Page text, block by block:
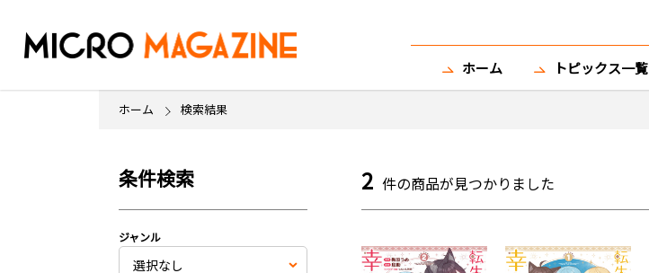
ホーム トピックス一覧
ホーム 検索結果
条件検索
ジャンル
2 件の商品が見つかりました